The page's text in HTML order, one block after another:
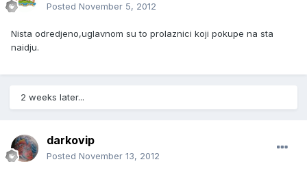
Posted November 5, 2012
Nista odredjeno,uglavnom su to prolaznici koji pokupe na sta
naidju.
2 weeks later...
darkovip
Posted November 13, 2012